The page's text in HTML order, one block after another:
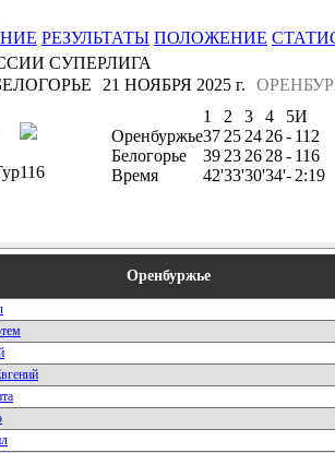
РЕЗУЛЬТАТЫ ПОЛОЖЕНИЕ
СУПЕРЛИГА
21 НОЯБРЯ 2025 г.
116
1 2 3 4 5И
Оренбуржье37 25 24 26- 112
Белогорье
39 23 26 28- 116
Время
42'33'30'34'- 2:19
Оренбуржье